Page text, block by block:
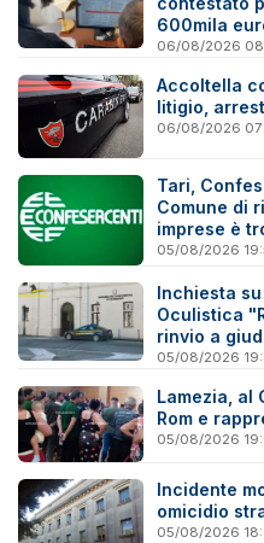
600mila
06/08/2026
Accoltella
litigio,
06/08/2026
Tari,
Comune di
imprese è
05/08/2026
Inchiesta
Oculistica
rinvio a
05/08/2026
Lamezia, al
Rom e
05/08/2026
Incidente
omicidio
05/08/2026